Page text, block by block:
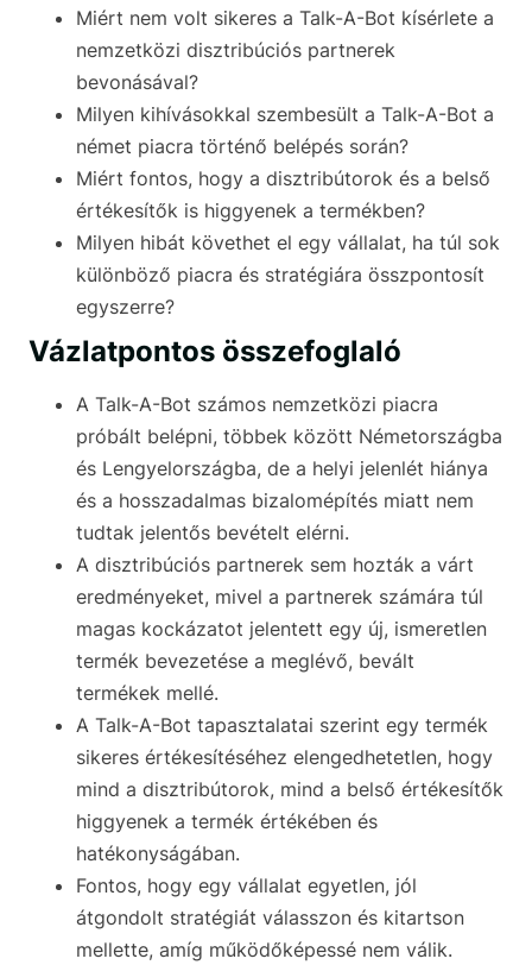
Miért nem volt sikeres a Talk-A-Bot kísérlete a
nemzetközi disztribúciós partnerek
bevonásával?
Milyen kihívásokkal szembesült a Talk-A-Bot a
német piacra történő belépés során?
Miért fontos, hogy a disztribútorok és a belső
értékesítők is higgyenek a termékben?
Milyen hibát követhet el egy vállalat, ha túl sok
különböző piacra és stratégiára összpontosít
egyszerre?
Vázlatpontos összefoglaló
A Talk-A-Bot számos nemzetközi piacra
próbált belépni, többek között Németországba
és Lengyelországba, de a helyi jelenlét hiánya
és a hosszadalmas bizalomépítés miatt nem
tudtak jelentős bevételt elérni.
A disztribúciós partnerek sem hozták a várt
eredményeket, mivel a partnerek számára túl
magas kockázatot jelentett egy új, ismeretlen
termék bevezetése a meglévő, bevált
termékek mellé.
A Talk-A-Bot tapasztalatai szerint egy termék
sikeres értékesítéséhez elengedhetetlen, hogy
mind a disztribútorok, mind a belső értékesítők
higgyenek a termék értékében és
hatékonyságában.
Fontos, hogy egy vállalat egyetlen, jól
átgondolt stratégiát válasszon és kitartson
mellette, amíg működőképessé nem válik.